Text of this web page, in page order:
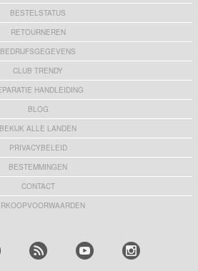
BESTELSTATUS
RETOURNEREN
BEDRIJFSGEGEVENS
CLUB TRENDY
HANDLEIDING
BLOG
BEKIJK ALLE LANDEN
PRIVACYBELEID
BESTEMMINGEN
CONTACT